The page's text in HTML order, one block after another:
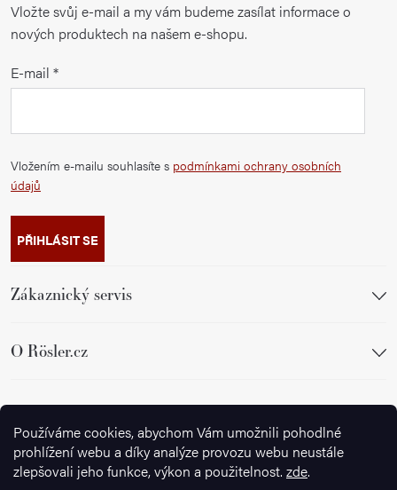
Používáme cookies, abychom Vám umožnili pohodlné
prohlížení webu a díky analýze provozu webu neustále
zlepšovali jeho funkce, výkon a použitelnost. zde.
Vložte svůj e-mail a my vám budeme zasílat informace o
nových produktech na našem e-shopu.
E-mail
Vložením e-mailu souhlasíte s podmínkami ochrany osobních
údajů
PŘIHLÁSIT SE
Zákaznický servis
O Rösler.cz
Sledujte nás